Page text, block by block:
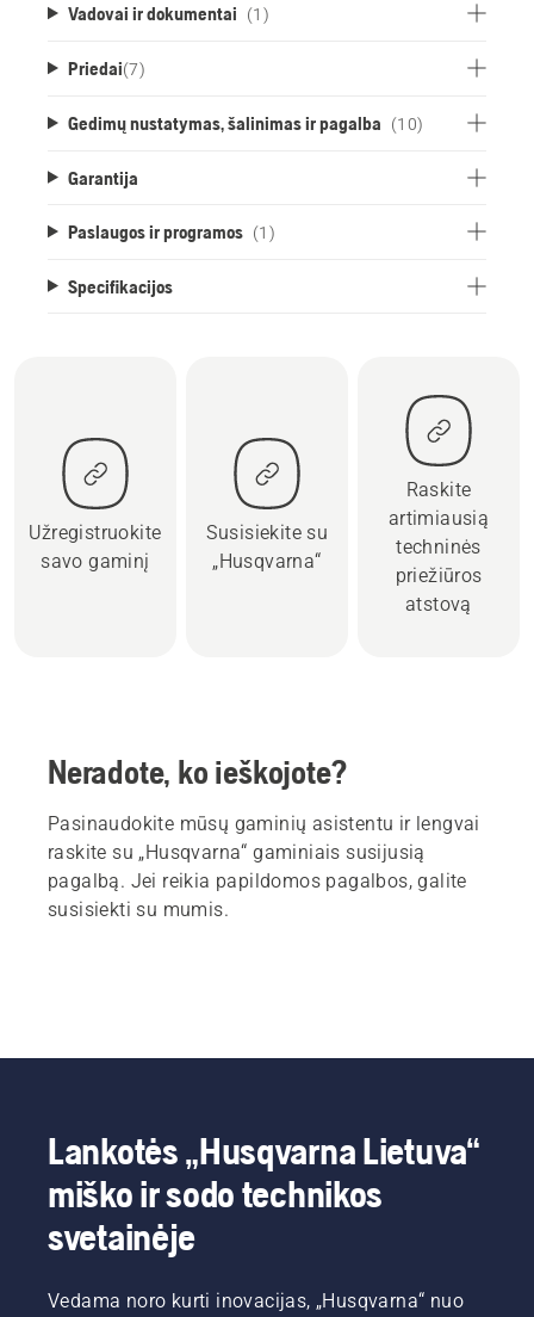
Vadovai ir dokumentai (1)
Priedai(7)
Gedimų nustatymas, šalinimas ir pagalba (10)
Garantija
Paslaugos ir programos (1)
Specifikacijos
Užregistruokite
savo gaminį
Susisiekite su
„Husqvarna“
Raskite
artimiausią
techninės
priežiūros
atstovą
Neradote, ko ieškojote?
Pasinaudokite mūsų gaminių asistentu ir lengvai
raskite su „Husqvarna“ gaminiais susijusią
pagalbą. Jei reikia papildomos pagalbos, galite
susisiekti su mumis.
Lankotės „Husqvarna Lietuva“
miško ir sodo technikos
svetainėje
Vedama noro kurti inovacijas, „Husqvarna“ nuo